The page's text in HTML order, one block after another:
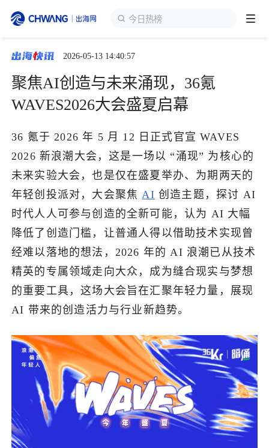
今日热榜
跨境展会
出海服务
出海资讯
跨境报告
出海导航
出海交流群
了解出海网
2026-05-13 14:40:57
聚焦AI创造与未来涌现，36氪
WAVES2026大会盛夏启幕
36 氪于 2026 年 5 月 12 日正式官宣 WAVES
2026 新浪潮大会，这是一场以 “涌现” 为核心的
未来实验大会，也是仅在盛夏举办、为期两天的
年轻创投派对，大会聚焦AI 创造主题，探讨 AI
时代人人可参与创造的全新可能，认为 AI 大幅
降低了创造门槛，让普通人得以借助技术实现曾
经难以落地的想法，2026 年的 AI 浪潮已从技术
精英的专属领域走向大众，成为缝合现实与梦想
的重要工具，这场大会旨在汇聚年轻力量，展现
AI 带来的创造活力与行业新趋势。